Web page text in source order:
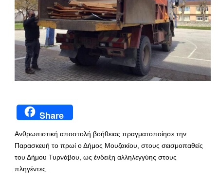
Share
Ανθρωπιστική αποστολή βοήθειας πραγματοποίησε την
Παρασκευή το πρωί ο Δήμος Μουζακίου, στους σεισμοπαθείς
του Δήμου Τυρνάβου, ως ένδειξη αλληλεγγύης στους
πληγέντες.